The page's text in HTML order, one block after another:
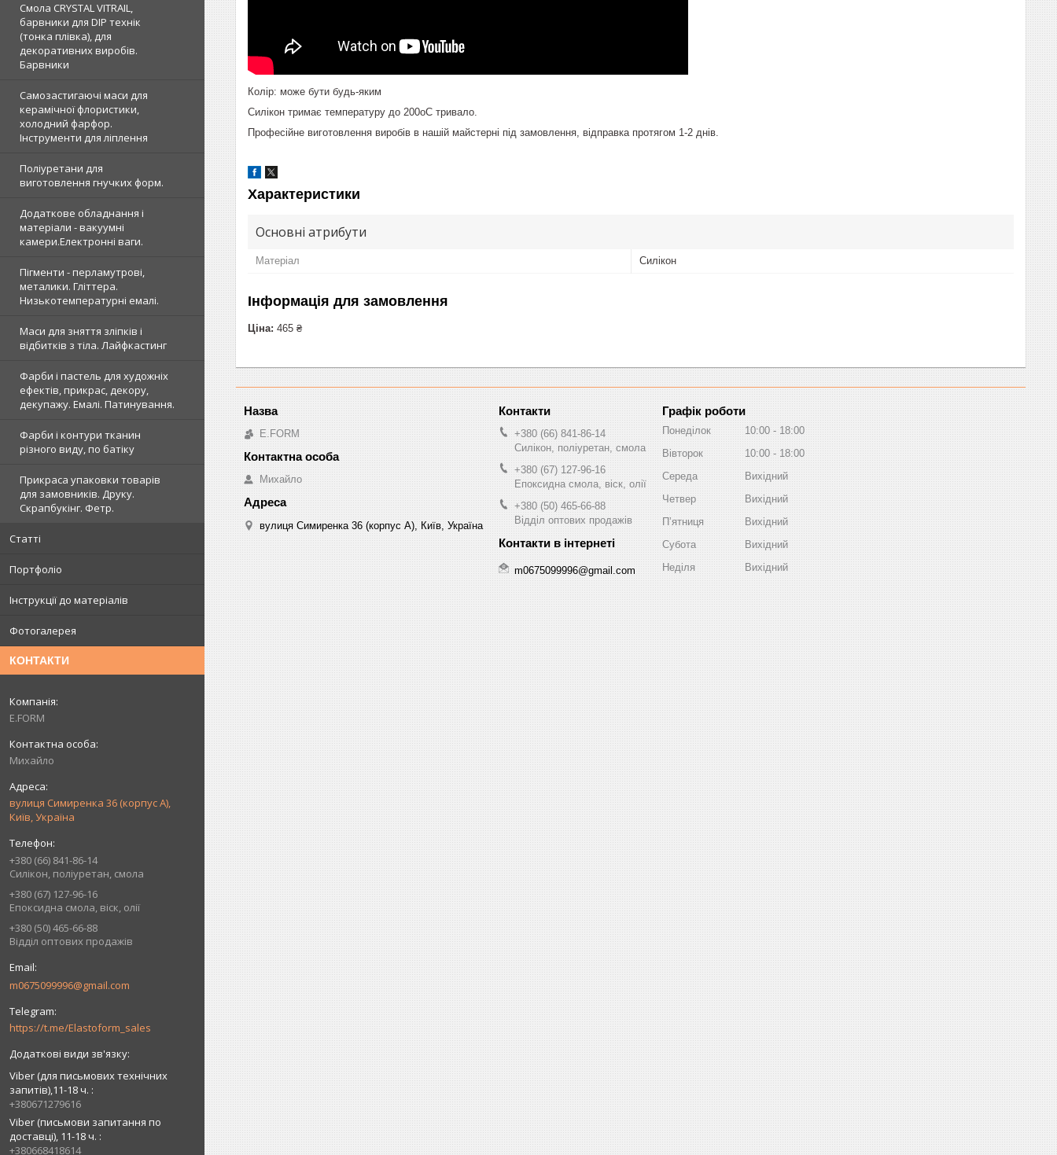
Смола CRYSTAL VITRAIL,
барвники для DIP технік
(тонка плівка), для
декоративних виробів.
Барвники
Самозастигаючі маси для
керамічної флористики,
холодний фарфор.
Інструменти для ліплення
Поліуретани для
виготовлення гнучких форм.
Додаткове обладнання і
матеріали - вакуумні
камери.Електронні ваги.
Пігменти - перламутрові,
металики. Гліттера.
Низькотемпературні емалі.
Маси для зняття зліпків і
відбитків з тіла. Лайфкастинг
Фарби і пастель для художніх
ефектів, прикрас, декору,
декупажу. Емалі. Патинування.
Фарби і контури тканин
різного виду, по батіку
Прикраса упаковки товарів
для замовників. Друку.
Скрапбукінг. Фетр.
Статті
Портфоліо
Інструкції до матеріалів
Фотогалерея
КОНТАКТИ
E.FORM
Михайло
вулиця Симиренка 36 (корпус А),
Київ, Україна
+380 (66) 841-86-14
Силікон, поліуретан, смола
+380 (67) 127-96-16
Епоксидна смола, віск, олії
+380 (50) 465-66-88
Відділ оптових продажів
m0675099996@gmail.com
https://t.me/Elastoform_sales
Viber (для письмових технічних
запитів),11-18 ч.
+380671279616
Viber (письмови запитання по
доставці), 11-18 ч.
+380668418614
Колір: може бути будь-яким
Силікон тримає температуру до 200оС тривало.
Професійне виготовлення виробів в нашій майстерні під замовлення, відправка протягом 1-2 днів.
Характеристики
Основні атрибути
Матеріал Силікон
Інформація для замовлення
Ціна: 465 ₴
E.FORM
Михайло
вулиця Симиренка 36 (корпус А), Київ, Україна
+380 (66) 841-86-14
Силікон, поліуретан, смола
+380 (67) 127-96-16
Епоксидна смола, віск, олії
+380 (50) 465-66-88
Відділ оптових продажів
m0675099996@gmail.com
Графік роботи
Понеділок 10:00
18:00
Вівторок
10:00
18:00
Середа
Вихідний
Четвер
Вихідний
Пʼятниця
Вихідний
Субота
Вихідний
Неділя
Вихідний